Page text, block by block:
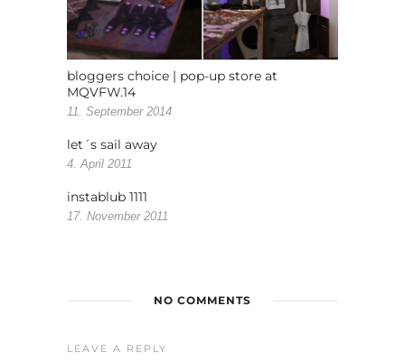
bloggers choice | pop-up store at
MQVFW.14
11. September 2014
let´s sail away
4. April 2011
instablub 1111
17. November 2011
NO COMMENTS
LEAVE A REPLY